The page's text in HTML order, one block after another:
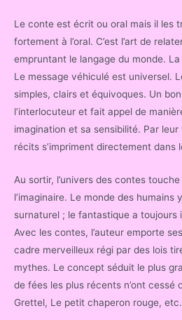
Le conte est écrit ou oral mais il les
fortement à l’oral. C’est l’art de
empruntant le langage du monde.
Le message véhiculé est universel.
simples, clairs et équivoques. Un
l’interlocuteur et fait appel de
imagination et sa sensibilité. Par
récits s’impriment directement dans
Au sortir, l’univers des contes
l’imaginaire. Le monde des humains
surnaturel ; le fantastique a toujours
Avec les contes, l’auteur emporte
cadre merveilleux régi par des lois
mythes. Le concept séduit le plus
de fées les plus récents n’ont cessé
Grettel, Le petit chaperon rouge, etc.